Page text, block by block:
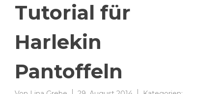
Tutorial für
Harlekin
Pantoffeln